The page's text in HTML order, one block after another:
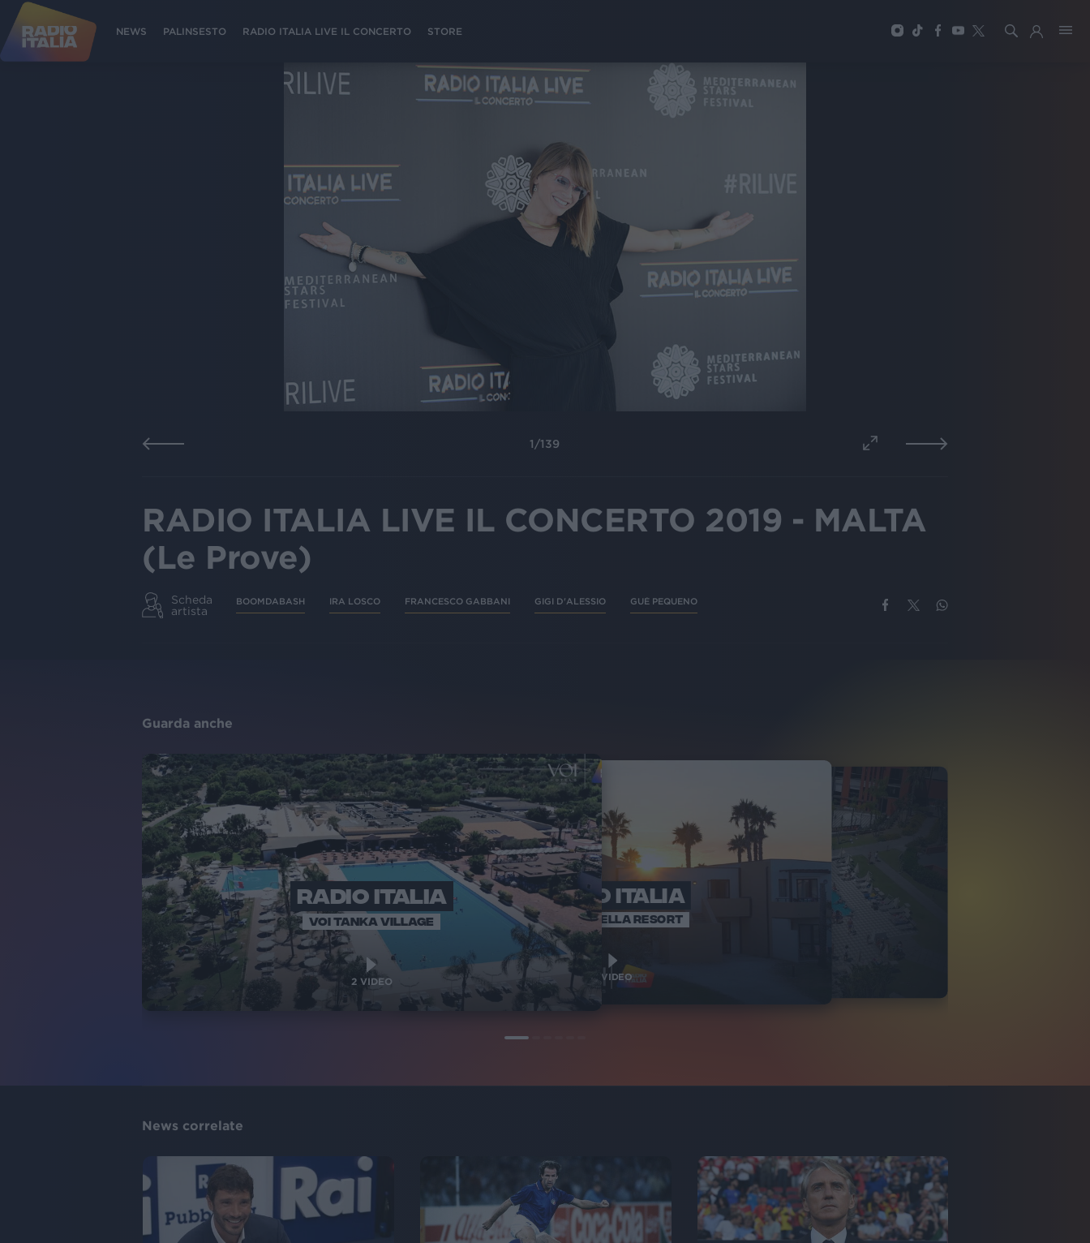
NEWS PALINSESTO RADIO ITALIA LIVE IL CONCERTO STORE
1/139
RADIO ITALIA LIVE IL CONCERTO 2019 - MALTA
(Le Prove)
Scheda
artista
BOOMDABASH IRA LOSCO FRANCESCO GABBANI GIGI D'ALESSIO GUÈ PEQUENO
Guarda anche
RADIO ITALIA
VOI TANKA VILLAGE
2VIDEO
RADIO ITALIA
VOI ARENELLA RESORT
VIDEO
RADIO ITALIA
BRAVO BAIA DI TINDARI 2026
News correlate